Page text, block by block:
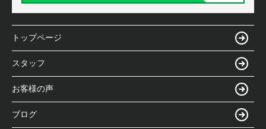
トップページ
スタッフ
お客様の声
ブログ